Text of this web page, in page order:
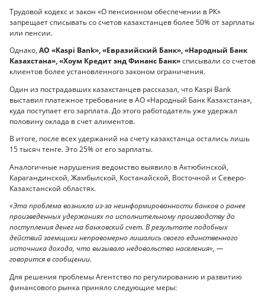
Трудовой кодекс и закон «О пенсионном обеспечении в РК»
запрещает списывать со счетов казахстанцев более 50% от зарплаты
или пенсии.
Однако, АО «Kaspi Bank», «Евразийский Банк», «Народный Банк
Казахстана», «Хоум Кредит энд Финанс Банк»списывали со счетов
клиентов более установленного законом ограничения.
Один из пострадавших казахстанцев рассказал, что Kaspi Bank
выставил платежное требование в АО «Народный Банк Казахстана»,
куда поступает его зарплата. До этого работодатель уже удержал
половину оклада в счет алиментов.
В итоге, после всех удержаний на счету казахстанца остались лишь
15 тысяч тенге. Это 25% от его зарплаты.
Аналогичные нарушения ведомство выявило в Актюбинской,
Карагандинской, Жамбылской, Костанайской, Восточной и Северо-
Казахстанской областях.
«Эта проблема возникла из-за неинформированности банков о ранее
произведенных удержаниях по исполнительному производству до
поступления денег на банковский счет. В результате подобных
действий заемщики неправомерно лишались своего единственного
источника дохода, что вызывало недовольство населения», —
говорится в сообщении.
Для решения проблемы Агентство по регулированию и развитию
финансового рынка приняло следующие меры: